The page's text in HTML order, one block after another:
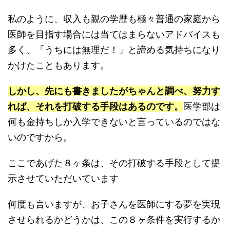
私のように、収入も親の学歴も極々普通の家庭から
医師を目指す場合には当てはまらないアドバイスも
多く、「うちには無理だ！」と諦める気持ちになり
かけたこともあります。
しかし、先にも書きましたがちゃんと調べ、努力す
れば、それを打破する手段はあるのです。 医学部は
何も金持ちしか入学できないと言っているのではな
いのですから。
ここであげた８ヶ条は、その打破する手段として提
示させていただいています
何度も言いますが、お子さんを医師にする夢を実現
させられるかどうかは、この８ヶ条件を実行するか